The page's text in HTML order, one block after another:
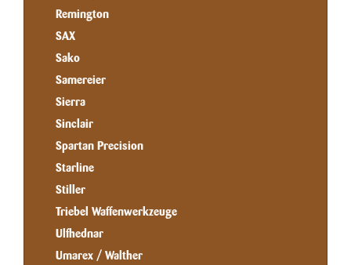
Remington
SAX
Sako
Samereier
Sierra
Sinclair
Spartan Precision
Starline
Stiller
Triebel Waffenwerkzeuge
Ulfhednar
Umarex / Walther